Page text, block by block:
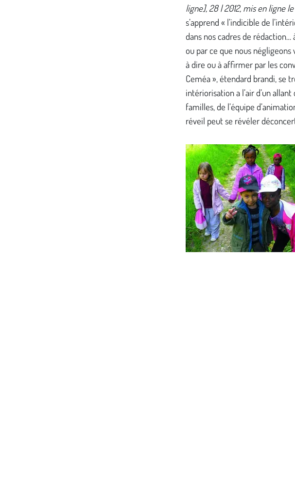
ligne], 28 | 2012, mis en ligne le
s’apprend « l’indicible de
dans nos cadres de
ou par ce que nous négligeons
à dire ou à affirmer par les
Ceméa », étendard brandi, se
intériorisation a l’air d’un
familles, de l’équipe
réveil peut se révéler